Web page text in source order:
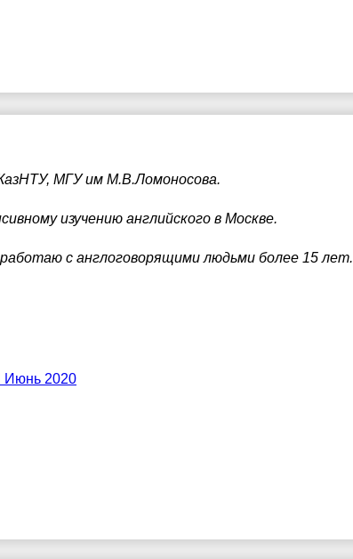
МГУ им М.В.Ломоносова.
изучению английского в Москве.
с англоговорящими людьми более 15 лет.
Июнь 2020